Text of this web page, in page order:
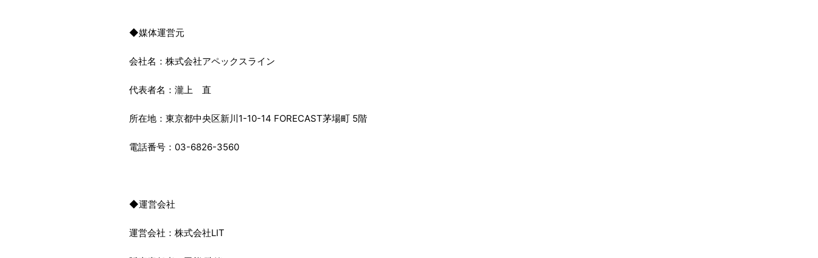
◆媒体運営元
会社名 ：株式会社アペックスライン
代表者名 ：瀧上 直
所在地 ：東京都中央区新川1-10-14 FORECAST茅場町 5階
電話番号 ：03-6826-3560
◆運営会社
運営会社 ：株式会社LIT